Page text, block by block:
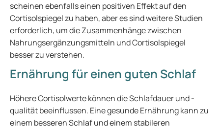
scheinen ebenfalls einen positiven Effekt auf den
Cortisolspiegel zu haben, aber es sind weitere Studien
erforderlich, um die Zusammenhänge zwischen
Nahrungsergänzungsmitteln und Cortisolspiegel
besser zu verstehen.
Ernährung für einen guten Schlaf
Höhere Cortisolwerte können die Schlafdauer und -
qualität beeinflussen. Eine gesunde Ernährung kann zu
einem besseren Schlaf und einem stabileren